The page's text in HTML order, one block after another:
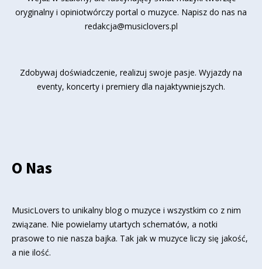
oryginalny i opiniotwórczy portal o muzyce. Napisz do nas na
redakcja@musiclovers.pl
Zdobywaj doświadczenie, realizuj swoje pasje. Wyjazdy na
eventy, koncerty i premiery dla najaktywniejszych.
O Nas
MusicLovers to unikalny blog o muzyce i wszystkim co z nim
związane. Nie powielamy utartych schematów, a notki
prasowe to nie nasza bajka. Tak jak w muzyce liczy się jakość,
a nie ilość.